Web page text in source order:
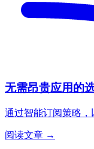
无需昂贵应用的
通过智能订阅策略，
阅读文章 →